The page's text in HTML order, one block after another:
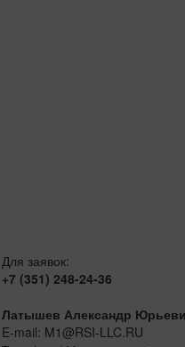
Для заявок:
+7 (351) 248-24-36
Латышев Александр
E-mail: M1@RSI-LLC.RU